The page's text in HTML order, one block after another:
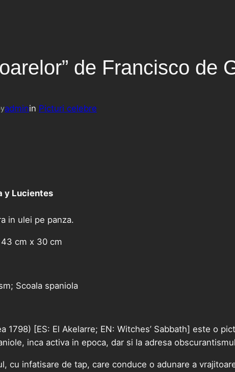
de Francisco de
adminin Picturi celebre
y Lucientes
in ulei pe panza.
cm x 30 cm
Scoala spaniola
1798) [ES: El Akelarre; EN: Witches’ Sabbath] este o
inca activa in epoca, dar si la adresa
cu infatisare de tap, care conduce o adunare a